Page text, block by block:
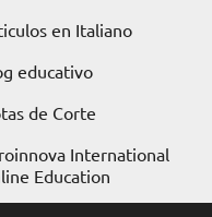
en Italiano
educativo
de Corte
International
Education